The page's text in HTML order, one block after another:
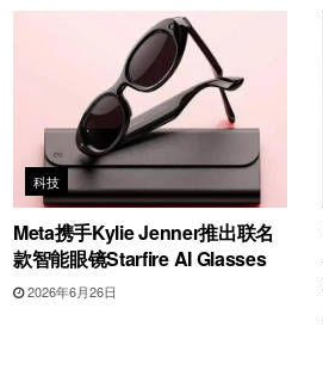
科技
Meta携手Kylie Jenner推出联名
款智能眼镜Starfire AI Glasses
2026年6月26日